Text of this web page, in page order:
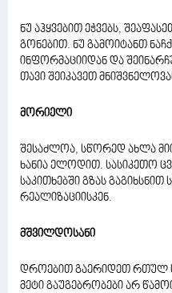
ნუ აჰყვებით ეჭვებს,
გონებით. ნუ გამოიტანთ
ინფორმაციიდან და
თავი შეიკავეთ
მორიელი
შესაძლოა, სწორედ ახლა
ხანია ელოდით. სასიკეთო
საკითხებში გზას
რეალიზაციისკენ.
მშვილდოსანი
დროებით გაერიდეთ რთულ
მეტი გაუგებრობები არ